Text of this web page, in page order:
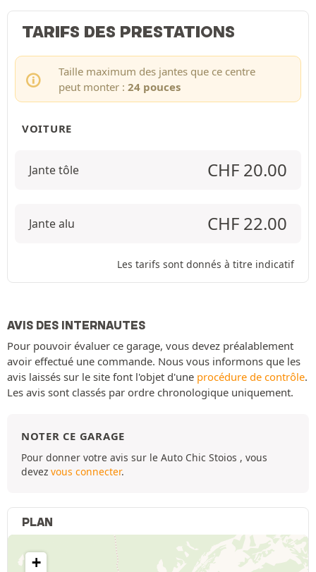
TARIFS DES PRESTATIONS
Taille maximum des jantes que ce centre
peut monter : 24 pouces
VOITURE
Jante tôle CHF 20.00
Jante alu CHF 22.00
Les tarifs sont donnés à titre indicatif
AVIS DES INTERNAUTES
Pour pouvoir évaluer ce garage, vous devez préalablement
avoir effectué une commande. Nous vous informons que les
avis laissés sur le site font l'objet d'une procédure de contrôle.
Les avis sont classés par ordre chronologique uniquement.
NOTER CE GARAGE
Pour donner votre avis sur le Auto Chic Stoios , vous
devez vous connecter.
PLAN
+